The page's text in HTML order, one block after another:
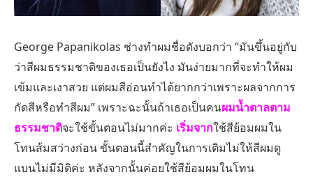
George Papanikolas ช่างทำผมชื่อดังบอกว่า “มันขึ้นอยู่กับ
ว่าสีผมธรรมชาติของเธอเป็นยังไง มันง่ายมากที่จะทำให้ผม
เข้มและเงาสวย แต่ผมสีอ่อนทำได้ยากกว่าเพราะผลจากการ
กัดสีหรือทำสีผม” เพราะฉะนั้นถ้าเธอเป็นคนผมน้ำตาลตาม
ธรรมชาติจะใช้ขั้นตอนไม่มากค่ะ เริ่มจากใช้สีย้อมผมใน
โทนส้มสว่างก่อน ขั้นตอนนี้สำคัญในการเติมไม่ให้สีผมดู
แบนไม่มีมิติค่ะ หลังจากนั้นค่อยใช้สีย้อมผมในโทน